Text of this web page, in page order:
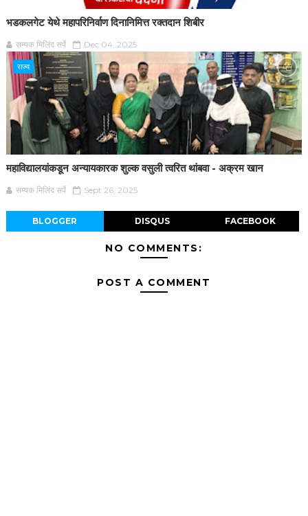
भडकलगेट येथे महापरिनिर्वाण दिनानिमित्त रक्तदान शिबीर
सम्यक मिलिंद सर्पे Dec 04, 2025
राज्य
महाविद्यालयांकडून अन्यायकारक शुल्क वसुली त्वरित थांबवा - अक्रम खान
सम्यक मिलिंद सर्पे Sept 26, 2025
BLOGGER DISQUS FACEBOOK
NO COMMENTS:
POST A COMMENT